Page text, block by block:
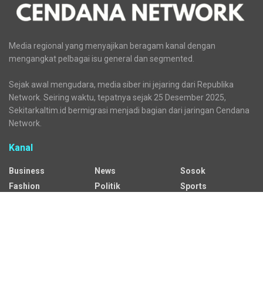
Media regional yang menyajikan beragam kanal dengan
mengangkat pelbagai isu general dan segmented.
Sejak awal mengudara, media siber ini jejaring dari Republika
Network. Seiring waktu, tepatnya sejak 25 Desember 2025,
Sekitarkaltim.id bermigrasi menjadi bagian dari jaringan Cendana
Network.
Kanal
Business
Fashion
News
Politik
Sosok
Sports